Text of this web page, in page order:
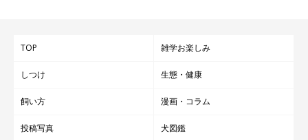
TOP 雑学お楽しみ
しつけ 生態・健康
飼い方 漫画・コラム
投稿写真 犬図鑑